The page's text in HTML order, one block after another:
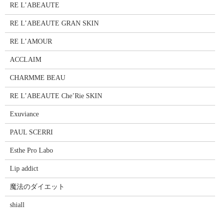
RE L’ABEAUTE
RE L’ABEAUTE GRAN SKIN
RE L’AMOUR
ACCLAIM
CHARMME BEAU
RE L’ABEAUTE Che’Rie SKIN
Exuviance
PAUL SCERRI
Esthe Pro Labo
Lip addict
魔法のダイエット
shiall